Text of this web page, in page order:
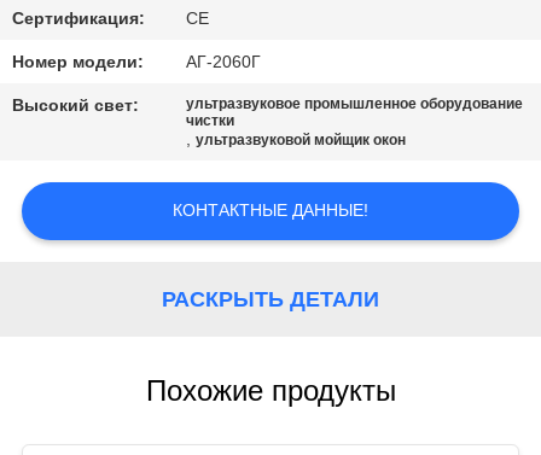
СВЯЖИТЕСЬ
МЫ
СПРОСИТЕ
Сертификация: CE
Номер модели: АГ-2060Г
Высокий свет:
ультразвуковое промышленное оборудование
чистки
,ультразвуковой мойщик окон
КОНТАКТНЫЕ ДАННЫЕ!
РАСКРЫТЬ ДЕТАЛИ
Похожие продукты